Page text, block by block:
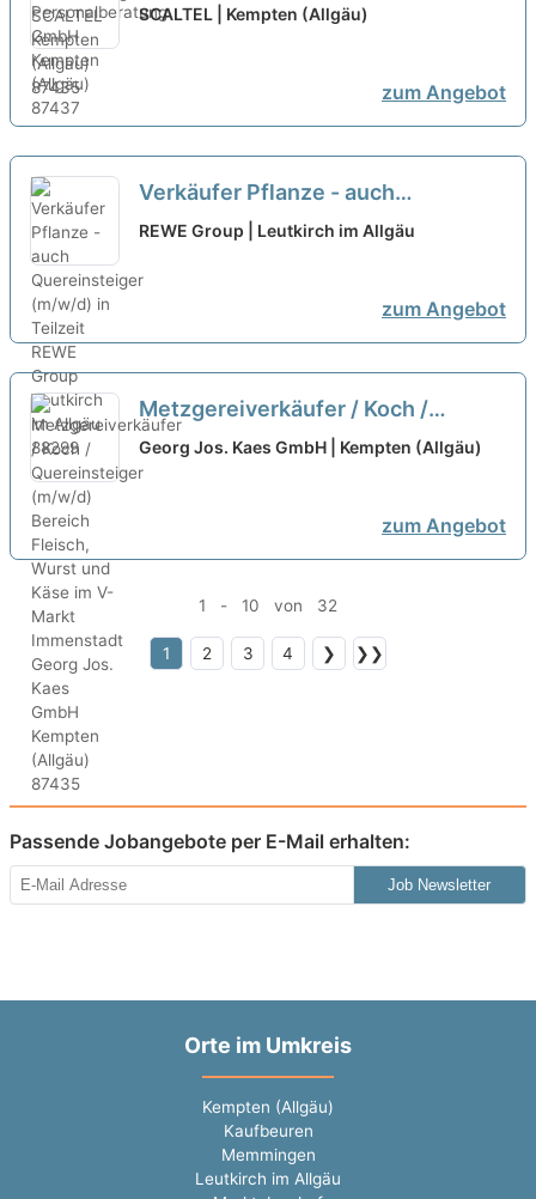
SCALTEL | Kempten (Allgäu)
zum Angebot
Verkäufer Pflanze - auch
Quereinsteiger (m/w/d) in Teilzeit
REWE Group | Leutkirch im Allgäu
zum Angebot
Metzgereiverkäufer / Koch /
Quereinsteiger (m/w/d) Bereich
Fleisch, Wurst und Käse im V-
Georg Jos. Kaes GmbH | Kempten (Allgäu)
zum Angebot
1 - 10 von 32
1 2 3 4 ❯ ❯❯
Passende Jobangebote per E-Mail erhalten:
Job Newsletter
Orte im Umkreis
Kempten (Allgäu)
Kaufbeuren
Memmingen
Leutkirch im Allgäu